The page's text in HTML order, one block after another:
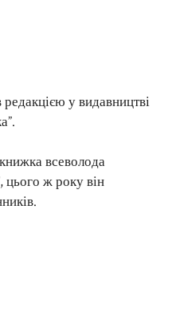
редакцією у видавництві
всеволода
ж року він